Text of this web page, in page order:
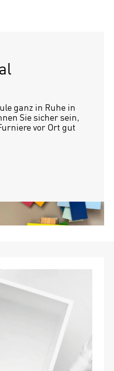
ganz in Ruhe in
Sie sicher sein,
vor Ort gut